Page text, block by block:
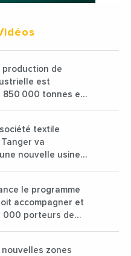
production de
est
850 000 tonnes en
textile
va
nouvelle usine
le programme
accompagner et
000 porteurs de
nouvelles zones